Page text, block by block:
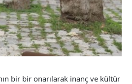
bir bir onarılarak inanç ve kültür